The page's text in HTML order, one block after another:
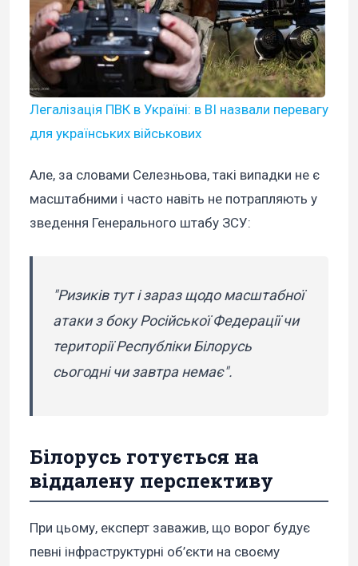
Легалізація ПВК в Україні: в BI назвали перевагу
для українських військових
Але, за словами Селезньова, такі випадки не є
масштабними і часто навіть не потрапляють у
зведення Генерального штабу ЗСУ:
"Ризиків тут і зараз щодо масштабної
атаки з боку Російської Федерації чи
території Республіки Білорусь
сьогодні чи завтра немає".
Білорусь готується на
віддалену перспективу
При цьому, експерт заважив, що ворог будує
певні інфраструктурні об’єкти на своєму